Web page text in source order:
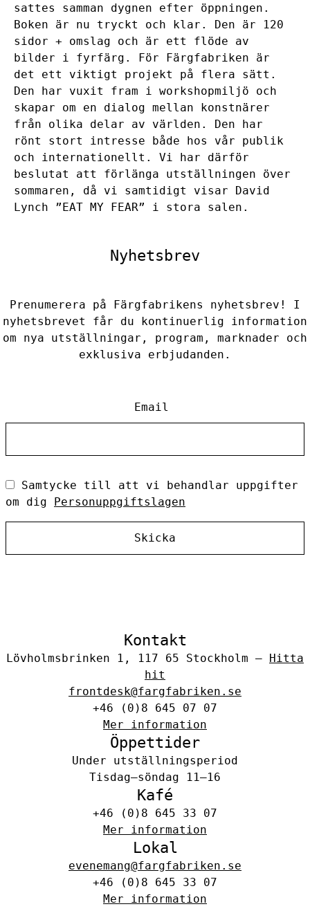
sattes samman dygnen efter öppningen.
Boken är nu tryckt och klar. Den är 120
sidor + omslag och är ett flöde av
bilder i fyrfärg. För Färgfabriken är
det ett viktigt projekt på flera sätt.
Den har vuxit fram i workshopmiljö och
skapar om en dialog mellan konstnärer
från olika delar av världen. Den har
rönt stort intresse både hos vår publik
och internationellt. Vi har därför
beslutat att förlänga utställningen över
sommaren, då vi samtidigt visar David
Lynch ”EAT MY FEAR” i stora salen.
Nyhetsbrev
Prenumerera på Färgfabrikens nyhetsbrev! I
nyhetsbrevet får du kontinuerlig information
om nya utställningar, program, marknader och
exklusiva erbjudanden.
Email
Samtycke till att vi behandlar uppgifter
om dig
Personuppgiftslagen
Skicka
Kontakt
Lövholmsbrinken 1, 117 65 Stockholm –
Hitta
hit
frontdesk@fargfabriken.se
+46 (0)8 645 07 07
Mer information
Öppettider
Under utställningsperiod
Tisdag–söndag 11–16
Kafé
+46 (0)8 645 33 07
Mer information
Lokal
evenemang@fargfabriken.se
+46 (0)8 645 33 07
Mer information